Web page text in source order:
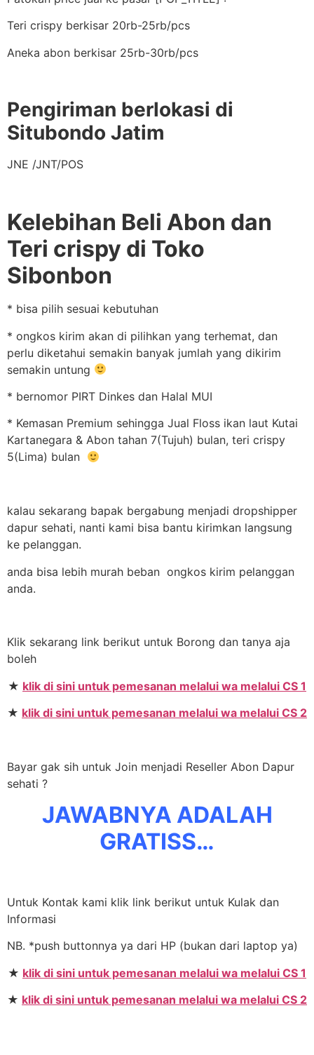
Teri crispy berkisar 20rb-25rb/pcs
Aneka abon berkisar 25rb-30rb/pcs
Pengiriman berlokasi di
Situbondo Jatim
JNE /JNT/POS
Kelebihan Beli Abon dan
Teri crispy di Toko
Sibonbon
* bisa pilih sesuai kebutuhan
* ongkos kirim akan di pilihkan yang terhemat, dan
perlu diketahui semakin banyak jumlah yang dikirim
semakin untung
* bernomor PIRT Dinkes dan Halal MUI
* Kemasan Premium sehingga Jual Floss ikan laut Kutai
Kartanegara & Abon tahan 7(Tujuh) bulan, teri crispy
5(Lima) bulan
kalau sekarang bapak bergabung menjadi dropshipper
dapur sehati, nanti kami bisa bantu kirimkan langsung
ke pelanggan.
anda bisa lebih murah beban ongkos kirim pelanggan
anda.
Klik sekarang link berikut untuk Borong dan tanya aja
boleh
★ klik di sini untuk pemesanan melalui wa melalui CS 1
★ klik di sini untuk pemesanan melalui wa melalui CS 2
Bayar gak sih untuk Join menjadi Reseller Abon Dapur
sehati ?
JAWABNYA ADALAH
GRATISS…
Untuk Kontak kami klik link berikut untuk Kulak dan
Informasi
NB. *push buttonnya ya dari HP (bukan dari laptop ya)
★ klik di sini untuk pemesanan melalui wa melalui CS 1
★ klik di sini untuk pemesanan melalui wa melalui CS 2